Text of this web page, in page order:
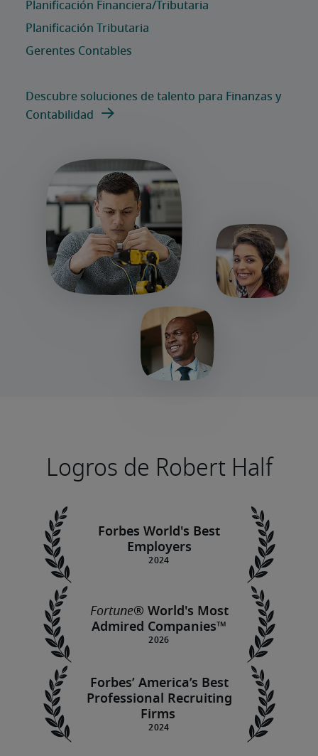
Descubre soluciones de talento para Finanzas y
Contabilidad
Logros de Robert Half
Forbes World's Best
Employers
Fortune® World's Most
Admired Companies™
Forbes’ America’s Best
Professional Recruiting
Firms